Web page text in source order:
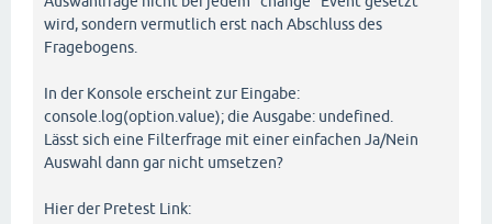
wird, sondern vermutlich erst nach Abschluss des
Fragebogens.
In der Konsole erscheint zur Eingabe:
console.log(option.value); die Ausgabe: undefined.
Lässt sich eine Filterfrage mit einer einfachen Ja/Nein
Auswahl dann gar nicht umsetzen?
Hier der Pretest Link: